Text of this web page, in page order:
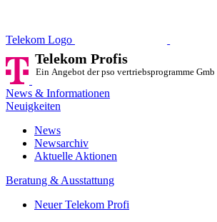
Telekom Logo
Telekom Profis
Ein Angebot der pso vertriebsprogramme GmbH
News & Informationen
Neuigkeiten
News
Newsarchiv
Aktuelle Aktionen
Beratung & Ausstattung
Neuer Telekom Profi